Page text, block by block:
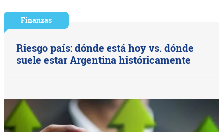
Finanzas
Riesgo país: dónde está hoy vs. dónde
suele estar Argentina históricamente